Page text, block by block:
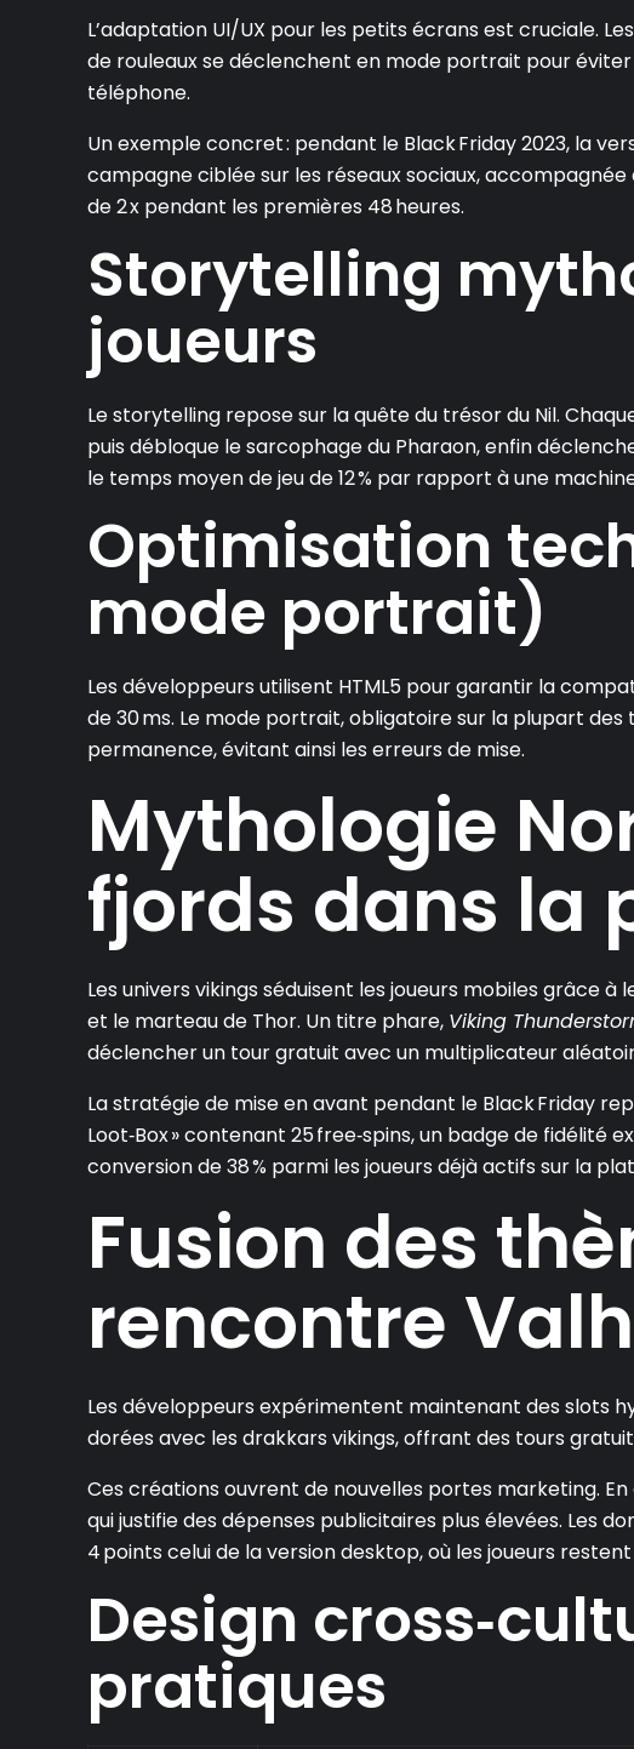
L’adaptation UI/UX pour les petits écrans est cruciale.
de rouleaux se déclenchent en mode portrait pour
téléphone.
Un exemple concret : pendant le Black Friday 2023, la
campagne ciblée sur les réseaux sociaux, accompagnée
de 2 x pendant les premières 48 heures.
Storytelling
joueurs
Le storytelling repose sur la quête du trésor du Nil.
puis débloque le sarcophage du Pharaon, enfin
le temps moyen de jeu de 12 % par rapport à une
Optimisation
mode portrait)
Les développeurs utilisent HTML5 pour garantir la
de 30 ms. Le mode portrait, obligatoire sur la plupart
permanence, évitant ainsi les erreurs de mise.
Mythologie
fjords dans la
Les univers vikings séduisent les joueurs mobiles grâce
et le marteau de Thor. Un titre phare, Viking
déclencher un tour gratuit avec un multiplicateur aléatoire
La stratégie de mise en avant pendant le Black Friday
Loot‑Box » contenant 25 free‑spins, un badge de
conversion de 38 % parmi les joueurs déjà actifs sur la
Fusion des
rencontre
Les développeurs expérimentent maintenant des slots
dorées avec les drakkars vikings, offrant des tours
Ces créations ouvrent de nouvelles portes marketing.
qui justifie des dépenses publicitaires plus élevées. Les
4 points celui de la version desktop, où les joueurs
Design
pratiques